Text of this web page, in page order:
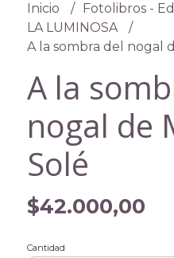
Inicio
Fotolibros -
LA LUMINOSA
A la sombra del nogal
A la
nogal de
Solé
$42.000,00
Cantidad